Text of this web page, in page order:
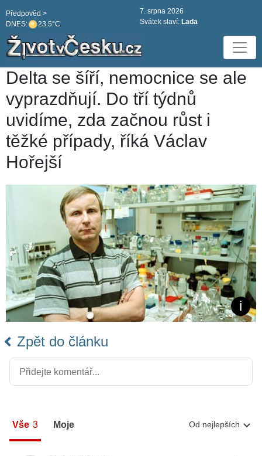
DNES: 23.5°C
Předpověd >
7. srpna 2026
Svátek slaví: Lada
Delta se šíří, nemocnice se ale
vyprazdňují. Do tří týdnů
uvidíme, zda začnou růst i
těžké případy, říká Václav
Hořejší
Zpět do článku